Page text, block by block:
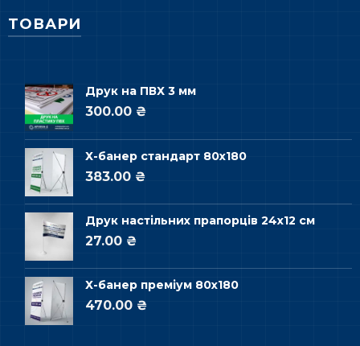
ТОВАРИ
Друк на ПВХ 3 мм
300.00 ₴
Х-банер стандарт 80х180
383.00 ₴
Друк настільних прапорців 24х12 см
27.00 ₴
Х-банер преміум 80х180
470.00 ₴